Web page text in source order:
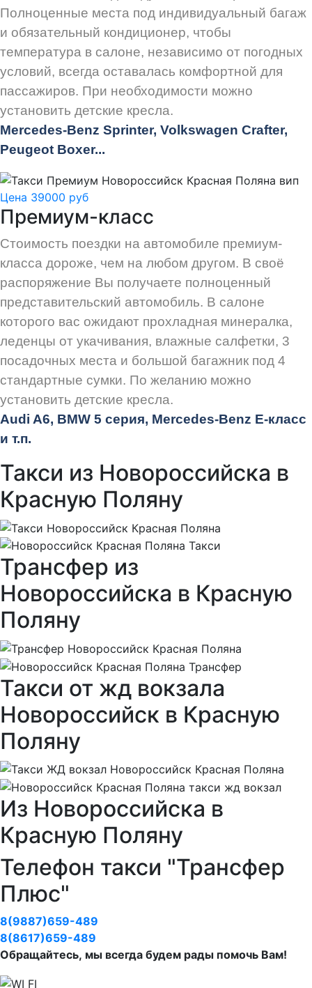
Полноценные места под индивидуальный багаж
и обязательный кондиционер, чтобы
температура в салоне, независимо от погодных
условий, всегда оставалась комфортной для
пассажиров. При необходимости можно
установить детские кресла.
Mercedes-Benz Sprinter, Volkswagen Crafter,
Peugeot Boxer...
Цена 39000 руб
Премиум-класс
Стоимость поездки на автомобиле премиум-
класса дороже, чем на любом другом. В своё
распоряжение Вы получаете полноценный
представительский автомобиль. В салоне
которого вас ожидают прохладная минералка,
леденцы от укачивания, влажные салфетки, 3
посадочных места и большой багажник под 4
стандартные сумки. По желанию можно
установить детские кресла.
Audi A6, BMW 5 серия, Mercedes-Benz E-класс
и т.п.
Такси из Новороссийска в
Красную Поляну
Трансфер из
Новороссийска в Красную
Поляну
Такси от жд вокзала
Новороссийск в Красную
Поляну
Из Новороссийска в
Красную Поляну
Телефон такси "Трансфер
Плюс"
8(9887)659-489
8(8617)659-489
Обращайтесь, мы всегда будем рады помочь Вам!